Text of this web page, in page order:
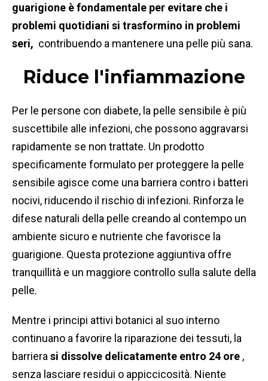
guarigione è fondamentale per evitare che i
problemi quotidiani si trasformino in problemi
seri, contribuendo a mantenere una pelle più sana.
Riduce l'infiammazione
Per le persone con diabete, la pelle sensibile è più
suscettibile alle infezioni, che possono aggravarsi
rapidamente se non trattate. Un prodotto
specificamente formulato per proteggere la pelle
sensibile agisce come una barriera contro i batteri
nocivi, riducendo il rischio di infezioni. Rinforza le
difese naturali della pelle creando al contempo un
ambiente sicuro e nutriente che favorisce la
guarigione. Questa protezione aggiuntiva offre
tranquillità e un maggiore controllo sulla salute della
pelle.
Mentre i principi attivi botanici al suo interno
continuano a favorire la riparazione dei tessuti, la
barriera si dissolve delicatamente entro 24 ore ,
senza lasciare residui o appiccicosità. Niente